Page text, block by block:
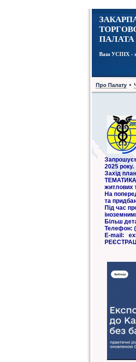
ПАЛАТА
Ваш УСПІХ -
Про Палату •
2025 року.
Захід
ТЕМАТИКА:
житлових
На
та
Під час
Більш
Телефон:
E-mail: